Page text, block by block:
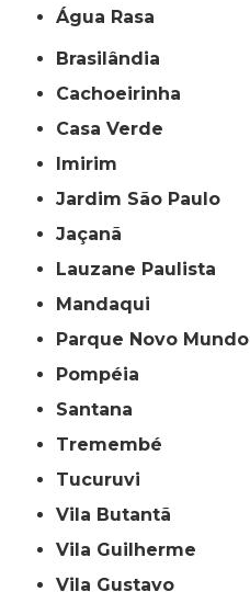
Água Rasa
Brasilândia
Cachoeirinha
Casa Verde
Imirim
Jardim São Paulo
Jaçanã
Lauzane Paulista
Mandaqui
Parque Novo Mundo
Pompéia
Santana
Tremembé
Tucuruvi
Vila Butantã
Vila Guilherme
Vila Gustavo